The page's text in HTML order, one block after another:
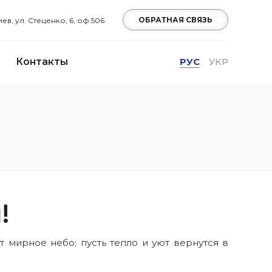
ул. Стеценко, 6, оф.506 ОБРАТНАЯ СВЯЗЬ
Контакты РУС УКР
небо; пусть тепло и уют вернутся в